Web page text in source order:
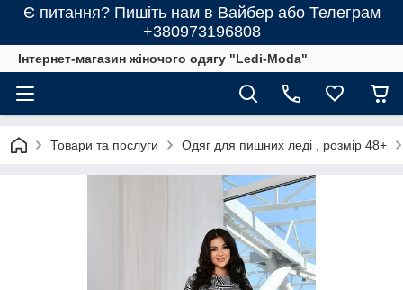
Є питання? Пишіть нам в Вайбер або Телеграм
+380973196808
Інтернет-магазин жіночого одягу "Ledi-Moda"
Товари та послуги Одяг для пишних леді , розмір 48+